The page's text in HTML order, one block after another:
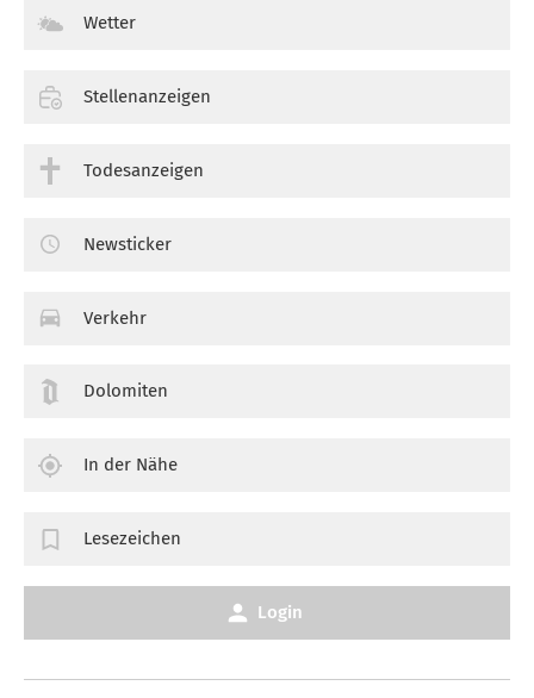
Wetter
Stellenanzeigen
Todesanzeigen
Newsticker
Verkehr
Dolomiten
In der Nähe
Lesezeichen
Login